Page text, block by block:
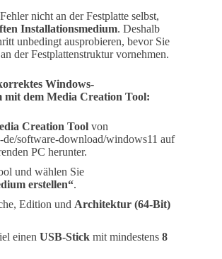
nicht an der Festplatte selbst,
Installationsmedium. Deshalb
unbedingt ausprobieren, bevor Sie
der Festplattenstruktur vornehmen.
Windows-
mit dem Media Creation Tool:
Creation Tool von
de/software-download/windows11 auf
PC herunter.
und wählen Sie
erstellen“.
Edition und Architektur (64-Bit)
einen USB-Stick mit mindestens 8